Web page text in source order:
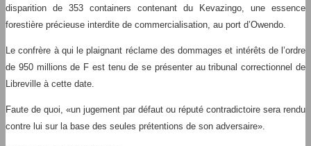
disparition de 353 containers contenant du Kevazingo, une essence
forestière précieuse interdite de commercialisation, au port d’Owendo.
Le confrère à qui le plaignant réclame des dommages et intérêts de l’ordre
de 950 millions de F est tenu de se présenter au tribunal correctionnel de
Libreville à cette date.
Faute de quoi, «un jugement par défaut ou réputé contradictoire sera rendu
contre lui sur la base des seules prétentions de son adversaire».